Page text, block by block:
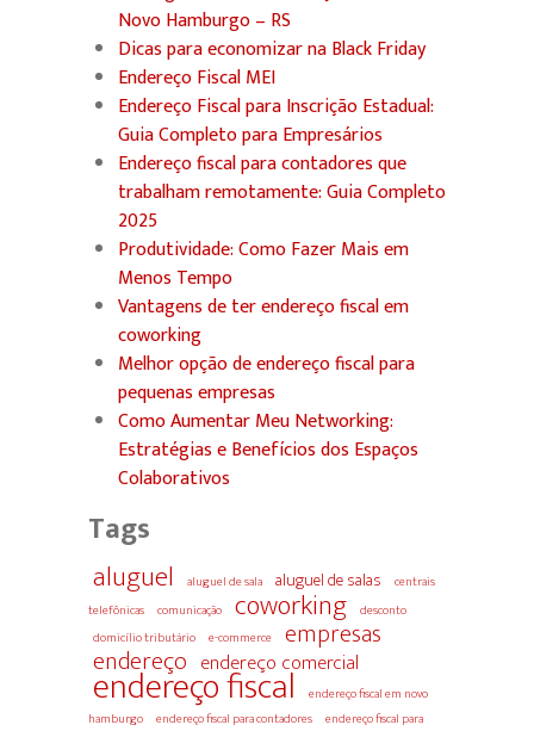
Novo Hamburgo – RS
Dicas para economizar na Black Friday
Endereço Fiscal MEI
Endereço Fiscal para Inscrição Estadual:
Guia Completo para Empresários
Endereço fiscal para contadores que
trabalham remotamente: Guia Completo
2025
Produtividade: Como Fazer Mais em
Menos Tempo
Vantagens de ter endereço fiscal em
coworking
Melhor opção de endereço fiscal para
pequenas empresas
Como Aumentar Meu Networking:
Estratégias e Benefícios dos Espaços
Colaborativos
Tags
aluguel aluguel de sala aluguel de salas
centrais
telefônicas
comunicação coworking
desconto
domicílio tributário
e-commerce empresas
endereço endereço comercial
endereço fiscal
endereço fiscal em novo
hamburgo
endereço fiscal para contadores
endereço fiscal para